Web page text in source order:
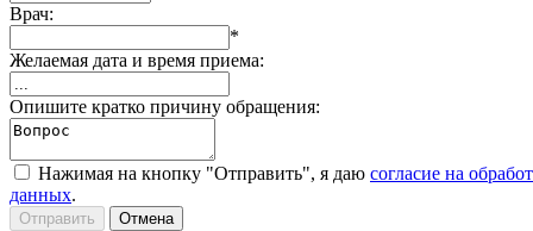
Врач:
*
Желаемая дата и время приема:
Опишите кратко причину обращения:
Нажимая на кнопку "Отправить", я даю согласие на
данных.